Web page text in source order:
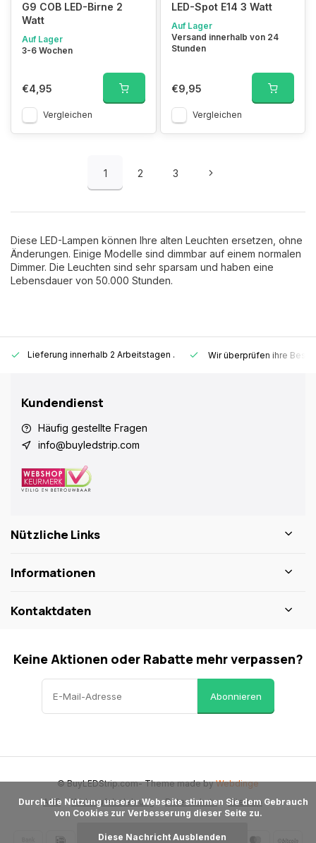
G9 COB LED-Birne 2
Watt
Auf Lager
3-6 Wochen
€4,95
Vergleichen
LED-Spot E14 3 Watt
Auf Lager
Versand innerhalb von 24
Stunden
€9,95
Vergleichen
1 2 3
Diese LED-Lampen können Ihre alten Leuchten ersetzen, ohne
Änderungen. Einige Modelle sind dimmbar auf einem normalen
Dimmer. Die Leuchten sind sehr sparsam und haben eine
Lebensdauer von 50.000 Stunden.
Lieferung innerhalb 2 Arbeitstagen . Wir überprüfen ihre
Kundendienst
Häufig gestellte Fragen
info@buyledstrip.com
Nützliche Links
Informationen
Kontaktdaten
Keine Aktionen oder Rabatte mehr verpassen?
Abonnieren
AGB Widerrufsbelehrung Datenschutz Sitemap
© BuyLEDStrip.com- Theme made byWebdinge
von Cookies zur Verbesserung dieser Seite zu.
Diese Nachricht Ausblenden